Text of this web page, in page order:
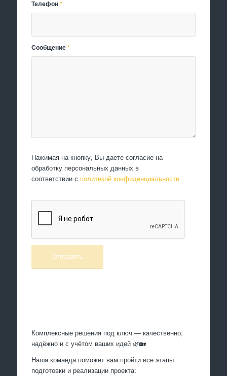
Телефон*
Сообщение*
Нажимая на кнопку, Вы даете согласие на
обработку персональных данных в
соответствии с политикой конфиденциальности
Комплексные решения под ключ — качественно,
надёжно и с учётом ваших идей 🌿🏡
Наша команда поможет вам пройти все этапы
подготовки и реализации проекта: